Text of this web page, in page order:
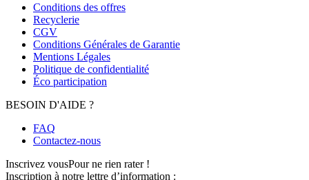
Conditions des offres
Recyclerie
CGV
Conditions Générales de Garantie
Mentions Légales
Politique de confidentialité
Éco participation
BESOIN D'AIDE ?
FAQ
Contactez-nous
Inscrivez vousPour ne rien rater !
Inscription à notre lettre d’information :